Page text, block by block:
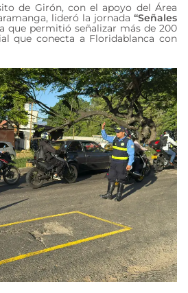
de Girón, con el apoyo del Área
lideró la jornada “Señales
que permitió señalizar más de 200
que conecta a Floridablanca con